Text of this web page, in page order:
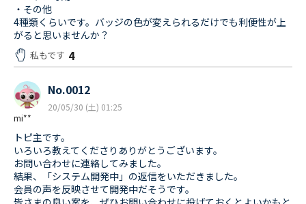
・その他
4種類くらいです。バッジの色が変えられるだけでも利便性が上
がると思いませんか？
私もです 4
mi**
No.0012
20/05/30 (土) 01:25
トピ主です。
いろいろ教えてくださりありがとうございます。
お問い合わせに連絡してみました。
結果、「システム開発中」の返信をいただきました。
会員の声を反映させて開発中だそうです。